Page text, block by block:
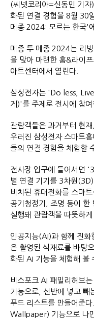
(씨넷코리아=신동민 기
화된 연결 경험을 8월 30
메종 2024: 모르는 한국'
메종 투 메종 2024는 리
을 맞아 마련한 홈&라이
아트센터에서 열린다.
삼성전자는 'Do less,
게)'를 주제로 전시에 참여
관람객들은 과거부터 현
우러진 삼성전자 스마트
들의 연결 경험을 체험할
전시장 입구에 들어서면
별 연결 기기를 3차원
비치된 휴대전화를 스마
공기청정기, 조명 등이 한
실행돼 관람객을 따뜻하게
인공지능(AI)과 함께 진화
은 촬영된 식재료를 바탕
화된 AI 기능을 체험해 볼
비스포크 AI 패밀리허브
기능으로, 선반에 넣고 빼
푸드 리스트를 만들어준
Wallpaper) 기능으로 나